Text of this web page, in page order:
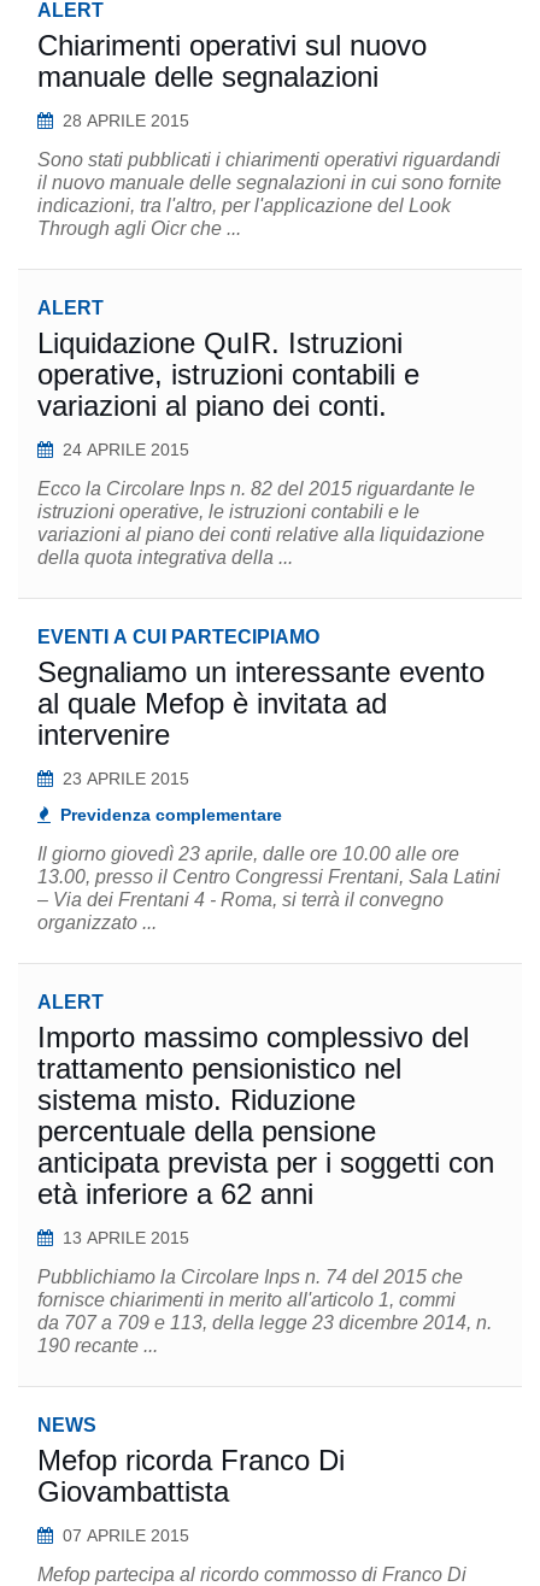
ALERT
Chiarimenti operativi sul nuovo
manuale delle segnalazioni
28 APRILE 2015
Sono stati pubblicati i chiarimenti operativi riguardandi
il nuovo manuale delle segnalazioni in cui sono fornite
indicazioni, tra l'altro, per l'applicazione del Look
Through agli Oicr che ...
ALERT
Liquidazione QuIR. Istruzioni
operative, istruzioni contabili e
variazioni al piano dei conti.
24 APRILE 2015
Ecco la Circolare Inps n. 82 del 2015 riguardante le
istruzioni operative, le istruzioni contabili e le
variazioni al piano dei conti relative alla liquidazione
della quota integrativa della ...
EVENTI A CUI PARTECIPIAMO
Segnaliamo un interessante evento
al quale Mefop è invitata ad
intervenire
23 APRILE 2015
Previdenza complementare
Il giorno giovedì 23 aprile, dalle ore 10.00 alle ore
13.00, presso il Centro Congressi Frentani, Sala Latini
– Via dei Frentani 4 - Roma, si terrà il convegno
organizzato ...
ALERT
Importo massimo complessivo del
trattamento pensionistico nel
sistema misto. Riduzione
percentuale della pensione
anticipata prevista per i soggetti con
età inferiore a 62 anni
13 APRILE 2015
Pubblichiamo la Circolare Inps n. 74 del 2015 che
fornisce chiarimenti in merito all'articolo 1, commi
da 707 a 709 e 113, della legge 23 dicembre 2014, n.
190 recante ...
NEWS
Mefop ricorda Franco Di
Giovambattista
07 APRILE 2015
Mefop partecipa al ricordo commosso di Franco Di